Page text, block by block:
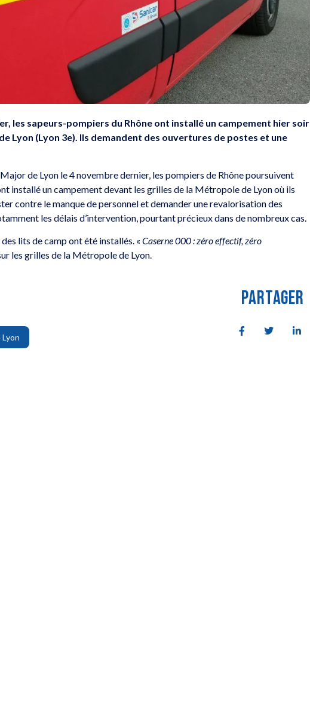
les sapeurs-pompiers du Rhône ont installé un campement hier soir
Lyon (Lyon 3e). Ils demandent des ouvertures de postes et une
de Lyon le 4 novembre dernier, les pompiers de Rhône poursuivent
installé un campement devant les grilles de la Métropole de Lyon où ils
contre le manque de personnel et demander une revalorisation des
les délais d’intervention, pourtant précieux dans de nombreux cas.
lits de camp ont été installés. «Caserne 000 : zéro effectif, zéro
les grilles de la Métropole de Lyon.
PARTAGER